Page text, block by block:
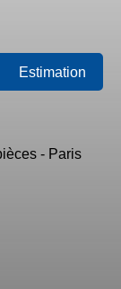
Estimation